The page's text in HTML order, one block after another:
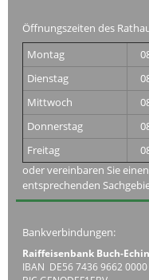
Öffnungszeiten des
Montag
Dienstag
Mittwoch
Donnerstag
Freitag
oder vereinbaren Sie
entsprechenden
Bankverbindungen:
Raiffeisenbank Buch-
IBAN DE56 7436 9662